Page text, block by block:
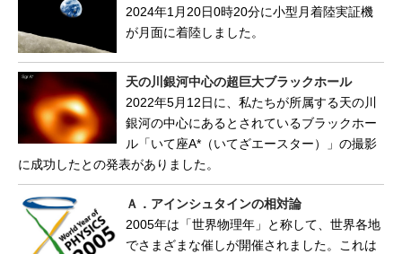
2024年1月20日0時20分に小型月着陸実証機
が月面に着陸しました。
天の川銀河中心の超巨大ブラックホール
2022年5月12日に、私たちが所属する天の川
銀河の中心にあるとされているブラックホー
ル「いて座A*（いてざエースター）」の撮影
に成功したとの発表がありました。
Ａ．アインシュタインの相対論
2005年は「世界物理年」と称して、世界各地
でさまざまな催しが開催されました。これは